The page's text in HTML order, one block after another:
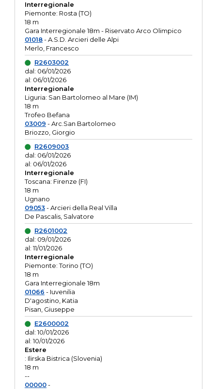
Interregionale
Piemonte: Rosta (TO)
18 m
Gara Interregionale 18m - Riservato Arco Olimpico
01018- A.S.D. Arcieri delle Alpi
Merlo, Francesco
R2603002
dal: 06/01/2026
al: 06/01/2026
Interregionale
Liguria: San Bartolomeo al Mare (IM)
18 m
Trofeo Befana
03009 - Arc.San Bartolomeo
Briozzo, Giorgio
R2609003
dal: 06/01/2026
al: 06/01/2026
Interregionale
Toscana: Firenze (FI)
18 m
Ugnano
09053- Arcieri della Real Villa
De Pascalis, Salvatore
R2601002
dal: 09/01/2026
al: 11/01/2026
Interregionale
Piemonte: Torino (TO)
18 m
Gara Interregionale 18m
01066 - Iuvenilia
D'agostino, Katia
Pisan, Giuseppe
E2600002
dal: 10/01/2026
al: 10/01/2026
Estere
: Ilirska Bistrica (Slovenia)
18 m
--
00000-